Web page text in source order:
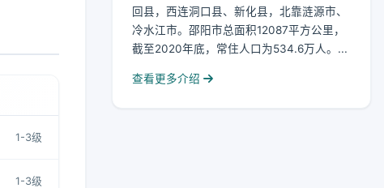
1-3级
1-3级
回县，西连洞口县、新化县，北靠涟源市、
冷水江市。邵阳市总面积12087平方公里，
截至2020年底，常住人口为534.6万人。...
查看更多介绍